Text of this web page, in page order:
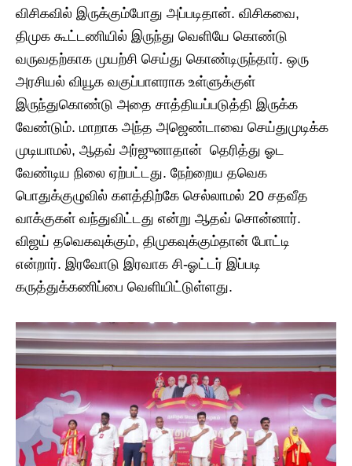
விசிகவில் இருக்கும்போது அப்படிதான். விசிகவை,
திமுக கூட்டணியில் இருந்து வெளியே கொண்டு
வருவதற்காக முயற்சி செய்து கொண்டிருந்தார். ஒரு
அரசியல் வியூக வகுப்பாளராக உள்ளுக்குள்
இருந்துகொண்டு அதை சாத்தியப்படுத்தி இருக்க
வேண்டும். மாறாக அந்த அஜெண்டாவை செய்துமுடிக்க
முடியாமல், ஆதவ் அர்ஜுனாதான் தெரித்து ஓட
வேண்டிய நிலை ஏற்பட்டது. நேற்றைய தவெக
பொதுக்குழுவில் களத்திற்கே செல்லாமல் 20 சதவீத
வாக்குகள் வந்துவிட்டது என்று ஆதவ் சொன்னார்.
விஜய் தவெகவுக்கும், திமுகவுக்கும்தான் போட்டி
என்றார். இரவோடு இரவாக சி-ஓட்டர் இப்படி
கருத்துக்கணிப்பை வெளியிட்டுள்ளது.